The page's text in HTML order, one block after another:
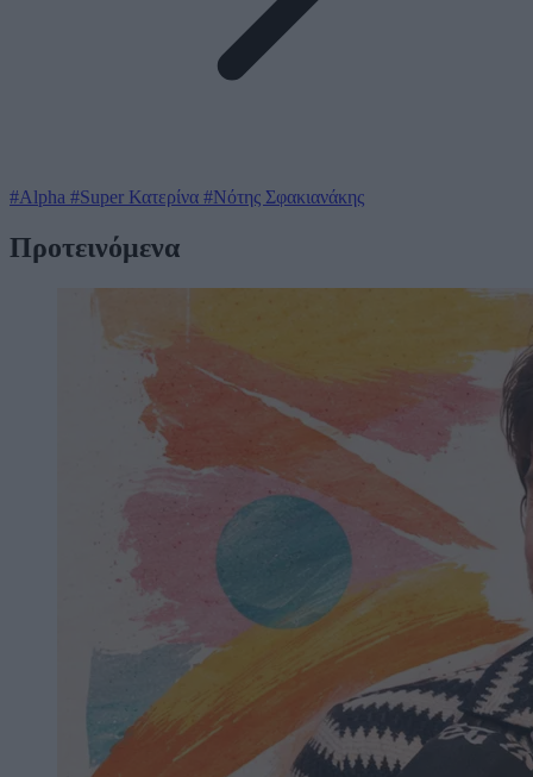
#Alpha #Super Κατερίνα #Νότης Σφακιανάκης
Προτεινόμενα